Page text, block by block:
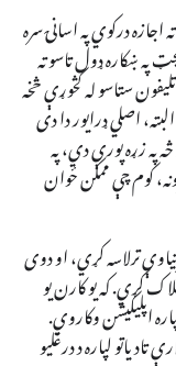
درکوي په اسانۍ سره
په ښکاره ډول تاسو ته
ستاسو له کڅوړې څخه
اصلي ډرایور دا دی
څه په زړه پورې دي، په
کوم چې ممکن ځوان
ترلاسه کړي، او دوی
کړي. که یو کارن یو
اپلیکیشن وکاروي.
تادیاتو لپاره د درغلیو